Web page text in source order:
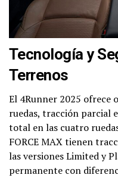
Tecnología y
Terrenos
El 4Runner 2025 ofrece
ruedas, tracción parcial
total en las cuatro
FORCE MAX tienen
las versiones Limited y
permanente con